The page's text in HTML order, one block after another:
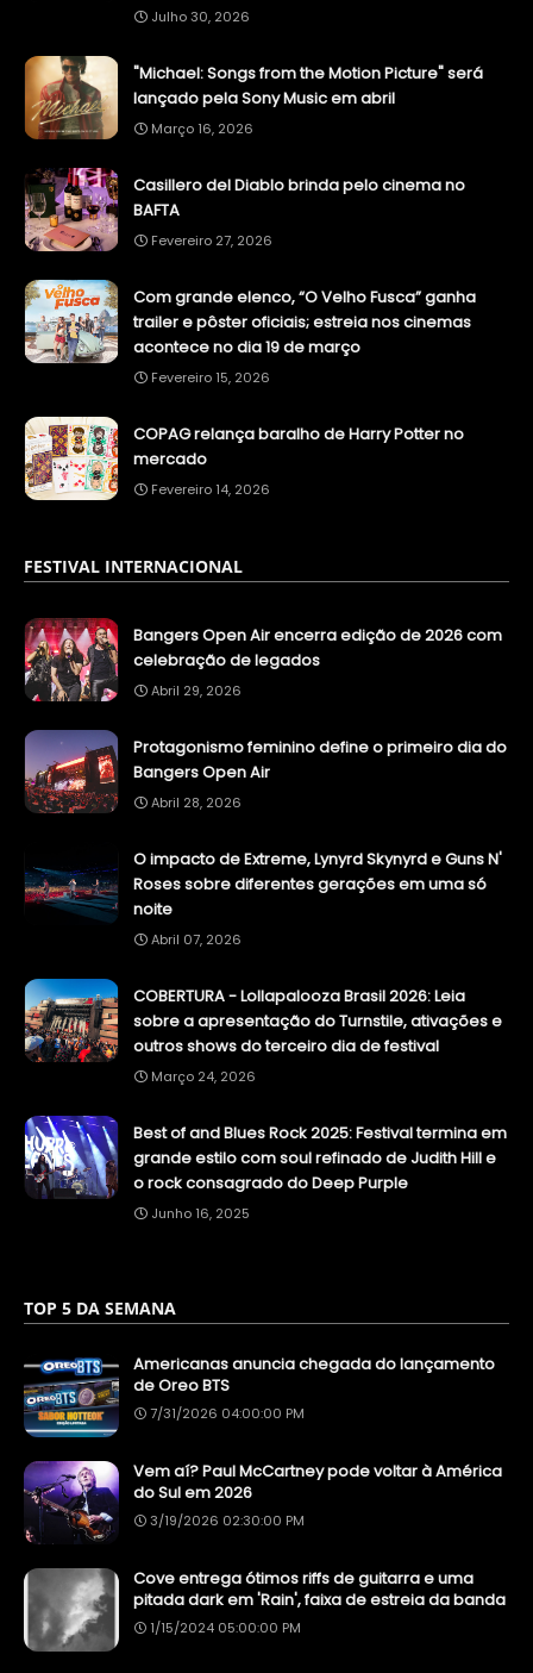
Julho 30, 2026
"Michael: Songs from the Motion Picture" será
lançado pela Sony Music em abril
Março 16, 2026
Casillero del Diablo brinda pelo cinema no
BAFTA
Fevereiro 27, 2026
Com grande elenco, “O Velho Fusca” ganha
trailer e pôster oficiais; estreia nos cinemas
acontece no dia 19 de março
Fevereiro 15, 2026
COPAG relança baralho de Harry Potter no
mercado
Fevereiro 14, 2026
FESTIVAL INTERNACIONAL
Bangers Open Air encerra edição de 2026 com
celebração de legados
Abril 29, 2026
Protagonismo feminino define o primeiro dia do
Bangers Open Air
Abril 28, 2026
O impacto de Extreme, Lynyrd Skynyrd e Guns N'
Roses sobre diferentes gerações em uma só
noite
Abril 07, 2026
COBERTURA - Lollapalooza Brasil 2026: Leia
sobre a apresentação do Turnstile, ativações e
outros shows do terceiro dia de festival
Março 24, 2026
Best of and Blues Rock 2025: Festival termina em
grande estilo com soul refinado de Judith Hill e
o rock consagrado do Deep Purple
Junho 16, 2025
TOP 5 DA SEMANA
Americanas anuncia chegada do lançamento
de Oreo BTS
7/31/2026 04:00:00 PM
Vem aí? Paul McCartney pode voltar à América
do Sul em 2026
3/19/2026 02:30:00 PM
Cove entrega ótimos riffs de guitarra e uma
pitada dark em 'Rain', faixa de estreia da banda
1/15/2024 05:00:00 PM